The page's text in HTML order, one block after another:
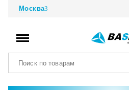
Москва